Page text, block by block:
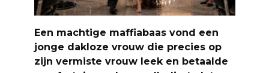
Een machtige maffiabaas vond een
jonge dakloze vrouw die precies op
zijn vermiste vrouw leek en betaalde